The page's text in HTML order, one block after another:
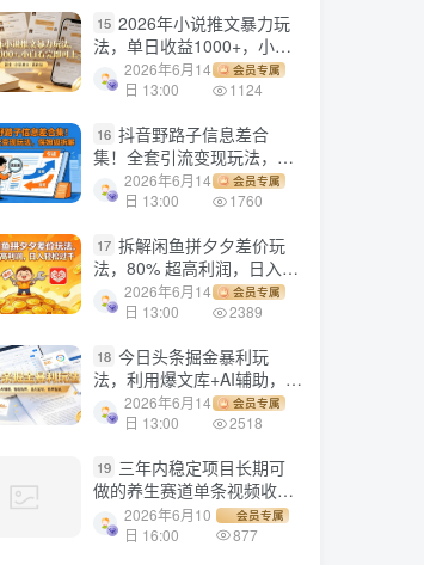
15 2026年小说推文暴力玩
法，单日收益1000+，小白
看完即可上手
2026年6月14
日 13:00
会员专属
1124
16 抖音野路子信息差合
集！全套引流变现玩法，保
姆级拆解
2026年6月14
日 13:00
会员专属
1760
17 拆解闲鱼拼夕夕差价玩
法，80% 超高利润，日入轻
松过千2026年6月14
日 13:00
会员专属
2389
18 今日头条掘金暴利玩
法，利用爆文库+AI辅助，轻
松矩阵、当天起号，简单粗
暴，日入1000+
2026年6月14
日 13:00
会员专属
2518
19 三年内稳定项目长期可
做的养生赛道单条视频收入
22002026年6月10
日 16:00
会员专属
877